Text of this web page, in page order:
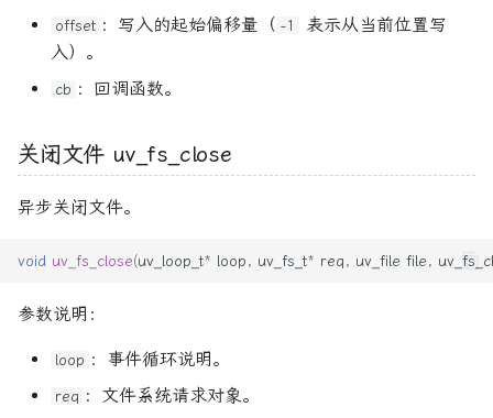
offset ：写入的起始偏移量（ -1
表示从当前位置写
入）。
cb ：回调函数。
关闭文件 uv_fs_close
异步关闭文件。
void uv_fs_close(uv_loop_t* loop, uv_fs_t* req, uv_file file,
参数说明：
loop ：事件循环说明。
req ：文件系统请求对象。